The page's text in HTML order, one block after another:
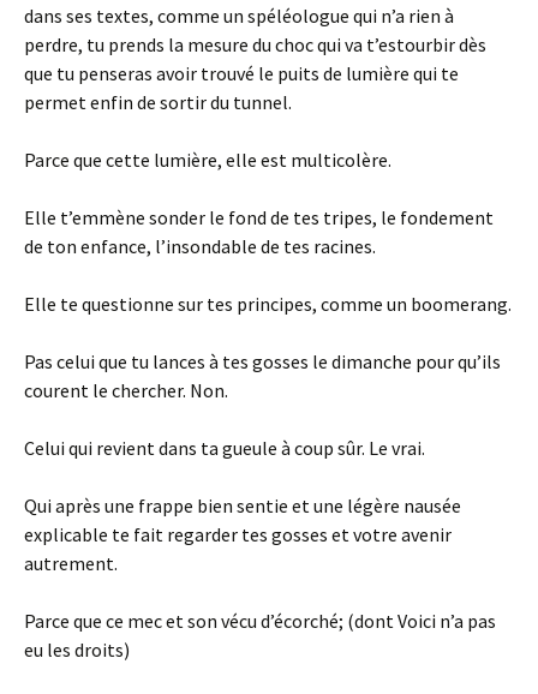
dans ses textes, comme un spéléologue qui n’a rien à
perdre, tu prends la mesure du choc qui va t’estourbir dès
que tu penseras avoir trouvé le puits de lumière qui te
permet enfin de sortir du tunnel.
Parce que cette lumière, elle est multicolère.
Elle t’emmène sonder le fond de tes tripes, le fondement
de ton enfance, l’insondable de tes racines.
Elle te questionne sur tes principes, comme un boomerang.
Pas celui que tu lances à tes gosses le dimanche pour qu’ils
courent le chercher. Non.
Celui qui revient dans ta gueule à coup sûr. Le vrai.
Qui après une frappe bien sentie et une légère nausée
explicable te fait regarder tes gosses et votre avenir
autrement.
Parce que ce mec et son vécu d’écorché; (dont Voici n’a pas
eu les droits)